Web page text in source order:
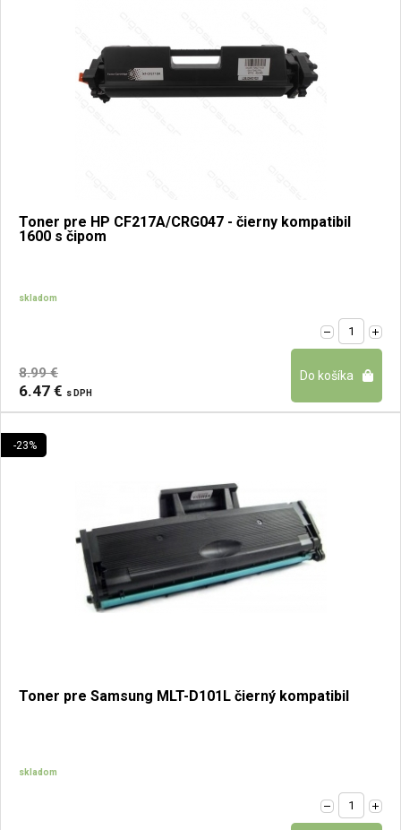
Toner pre HP CF217A/CRG047 - čierny kompatibil
1600 s čipom
skladom
8.99 €
6.47 € s DPH
-23%
Toner pre Samsung MLT-D101L čierný kompatibil
skladom